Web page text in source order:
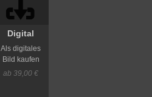
Digital
Als digitales
Bild kaufen
ab 39,00 €